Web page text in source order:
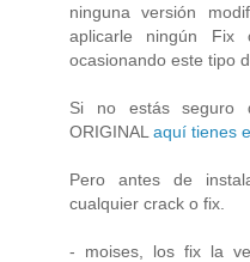
ninguna versión
aplicarle ningún
ocasionando este tipo
Si no estás seguro
ORIGINAL aquí tienes
Pero antes de
cualquier crack o fix.
- moises, los fix la